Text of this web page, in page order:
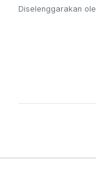
Diselenggarakan